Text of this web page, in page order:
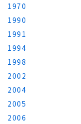
1970
1990
1991
1994
1998
2002
2004
2005
2006